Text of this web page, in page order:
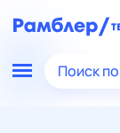
Поиск